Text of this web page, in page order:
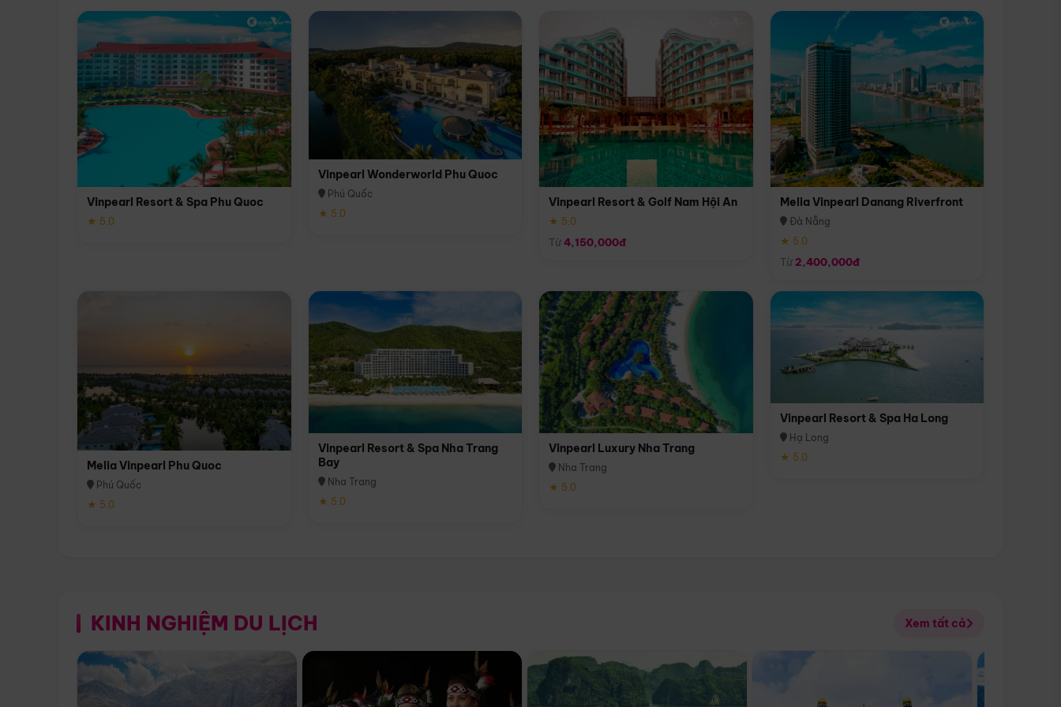
Vinpearl Resort & Spa Phu Quoc
★ 5.0
Vinpearl Wonderworld Phu Quoc
Phú Quốc
★ 5.0
Vinpearl Resort & Golf Nam Hội An
★ 5.0
Từ4,150,000đ
Melia Vinpearl Danang Riverfront
Đà Nẵng
★ 5.0
Từ 2,400,000đ
Melia Vinpearl Phu Quoc
Phú Quốc
★ 5.0
Vinpearl Resort & Spa Nha Trang
Bay
Nha Trang
★ 5.0
Vinpearl Luxury Nha Trang
Nha Trang
★ 5.0
Vinpearl Resort & Spa Ha Long
Hạ Long
★ 5.0
KINH NGHIỆM DU LỊCH Xem tất cả